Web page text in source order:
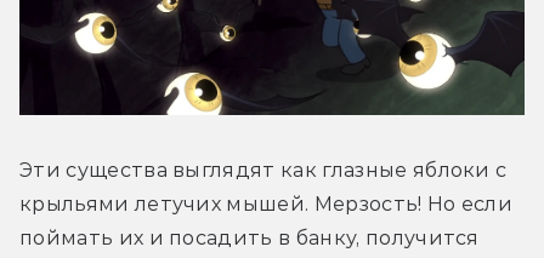
Эти существа выглядят как глазные яблоки с
крыльями летучих мышей. Мерзость! Но если
поймать их и посадить в банку, получится